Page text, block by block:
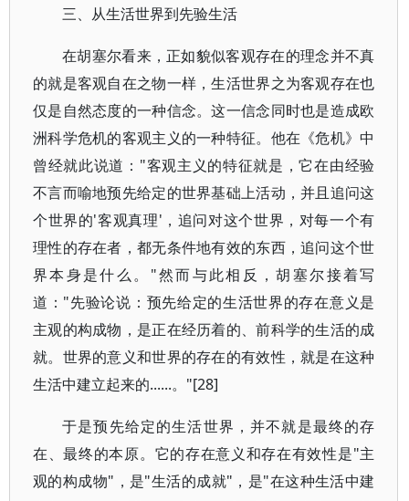
三、从生活世界到先验生活
在胡塞尔看来，正如貌似客观存在的理念并不真
的就是客观自在之物一样，生活世界之为客观存在也
仅是自然态度的一种信念。这一信念同时也是造成欧
洲科学危机的客观主义的一种特征。他在《危机》中
曾经就此说道："客观主义的特征就是，它在由经验
不言而喻地预先给定的世界基础上活动，并且追问这
个世界的'客观真理'，追问对这个世界，对每一个有
理性的存在者，都无条件地有效的东西，追问这个世
界本身是什么。"然而与此相反，胡塞尔接着写
道："先验论说：预先给定的生活世界的存在意义是
主观的构成物，是正在经历着的、前科学的生活的成
就。世界的意义和世界的存在的有效性，就是在这种
生活中建立起来的......。"[28]
于是预先给定的生活世界，并不就是最终的存
在、最终的本原。它的存在意义和存在有效性是"主
观的构成物"，是"生活的成就"，是"在这种生活中建